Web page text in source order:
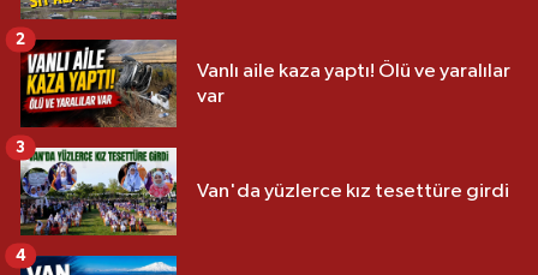
Vanlı aile kaza yaptı! Ölü ve yaralılar
var
2
Van'da yüzlerce kız tesettüre girdi
3
4